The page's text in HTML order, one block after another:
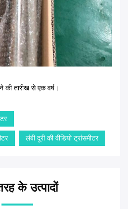
की तारीख से एक वर्ष।
लंबी दूरी की वीडियो ट्रांसमीटर
के उत्पादों